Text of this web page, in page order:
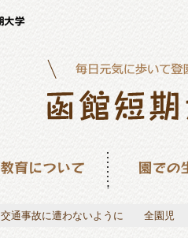
交通事故に遭わないように 全園児